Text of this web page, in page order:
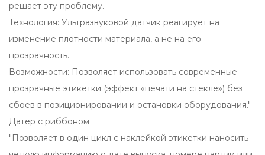
решает эту проблему.
Технология: Ультразвуковой датчик реагирует на
изменение плотности материала, а не на его
прозрачность.
Возможности: Позволяет использовать современные
прозрачные этикетки (эффект «печати на стекле») без
сбоев в позиционировании и остановки оборудования."
Датер с риббоном
"Позволяет в один цикл с наклейкой этикетки наносить